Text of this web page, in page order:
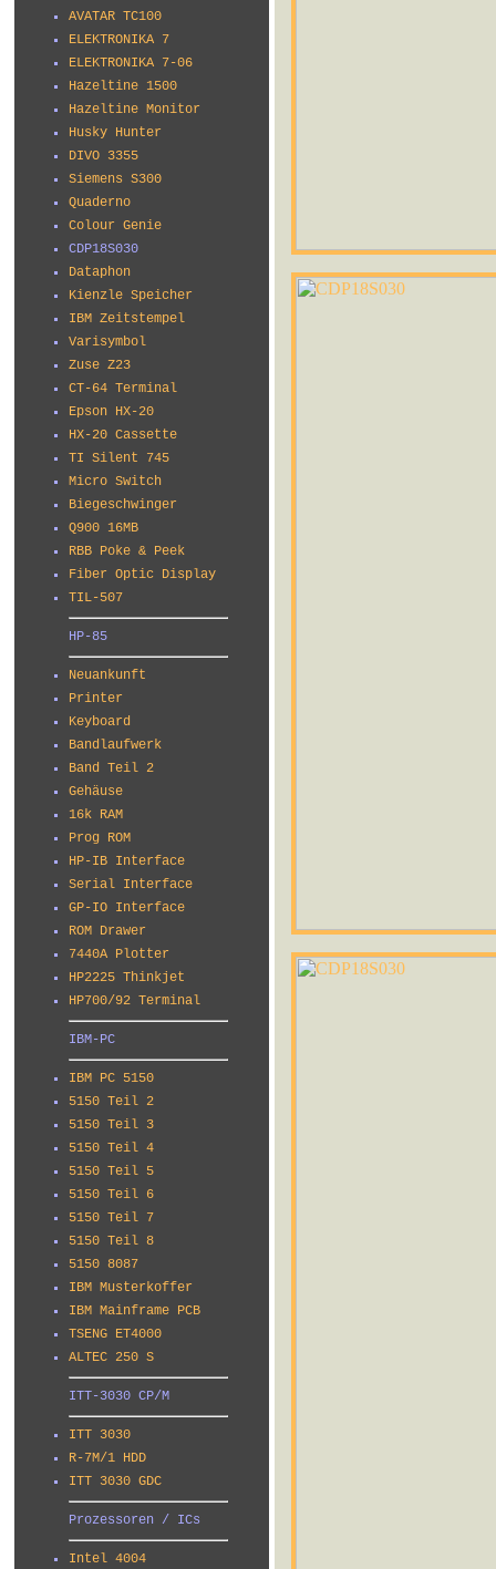
AVATAR TC100
ELEKTRONIKA 7
ELEKTRONIKA 7-06
Hazeltine 1500
Hazeltine Monitor
Husky Hunter
DIVO 3355
Siemens S300
Quaderno
Colour Genie
CDP18S030
Dataphon
Kienzle Speicher
IBM Zeitstempel
Varisymbol
Zuse Z23
CT-64 Terminal
Epson HX-20
HX-20 Cassette
TI Silent 745
Micro Switch
Biegeschwinger
Q900 16MB
RBB Poke & Peek
Fiber Optic Display
TIL-507
HP-85
Neuankunft
Printer
Keyboard
Bandlaufwerk
Band Teil 2
Gehäuse
16k RAM
Prog ROM
HP-IB Interface
Serial Interface
GP-IO Interface
ROM Drawer
7440A Plotter
HP2225 Thinkjet
HP700/92 Terminal
IBM-PC
IBM PC 5150
5150 Teil 2
5150 Teil 3
5150 Teil 4
5150 Teil 5
5150 Teil 6
5150 Teil 7
5150 Teil 8
5150 8087
IBM Musterkoffer
IBM Mainframe PCB
TSENG ET4000
ALTEC 250 S
ITT-3030 CP/M
ITT 3030
R-7M/1 HDD
ITT 3030 GDC
Prozessoren / ICs
Intel 4004